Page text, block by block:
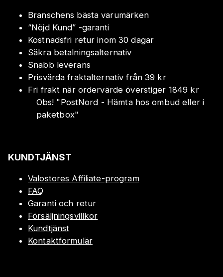
Branschens bästa varumärken
“Nöjd Kund” -garanti
Kostnadsfri retur inom 30 dagar
Säkra betalningsalternativ
Snabb leverans
Prisvärda fraktalternativ från 39 kr
Fri frakt när ordervärde överstiger 1849 kr
Obs! "PostNord - Hämta hos ombud eller i
paketbox"
KUNDTJÄNST
Valostores Affiliate-program
FAQ
Garanti och retur
Försäljningsvillkor
Kundtjänst
Kontaktformulär